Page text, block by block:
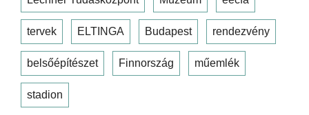
tervek ELTINGA Budapest rendezvény
belsőépítészet Finnország műemlék
stadion